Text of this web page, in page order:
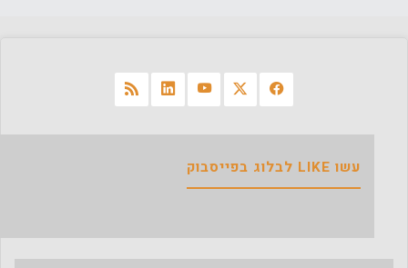
עשו LIKE לבלוג בפייסבוק